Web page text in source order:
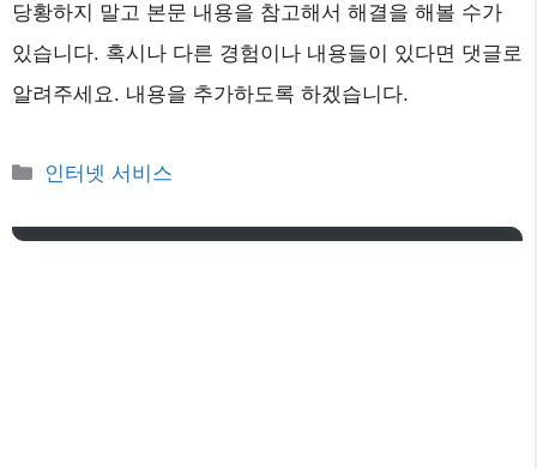
당황하지 말고 본문 내용을 참고해서 해결을 해볼 수가
있습니다. 혹시나 다른 경험이나 내용들이 있다면 댓글로
알려주세요. 내용을 추가하도록 하겠습니다.
카
고
인터넷 서비스